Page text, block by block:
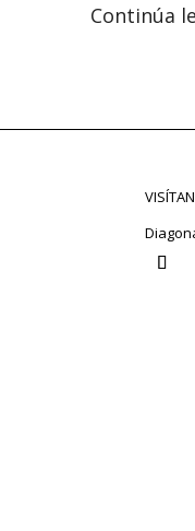
Continúa